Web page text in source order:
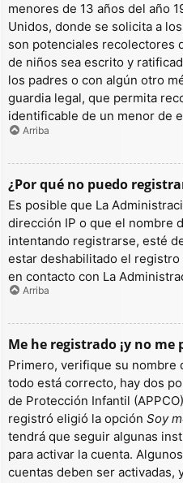
menores de 13 años del año
Unidos, donde se solicita a
son potenciales recolectores
de niños sea escrito y
los padres o con algún otro
guardia legal, que permita
identificable de un menor de
Arriba
¿Por qué no puedo
Es posible que La
dirección IP o que el nombre
intentando registrarse, esté
estar deshabilitado el
en contacto con La
Arriba
Me he registrado ¡y no
Primero, verifique su nombre
todo está correcto, hay dos
de Protección Infantil
registró eligió la opción Soy
tendrá que seguir algunas
para activar la cuenta.
cuentas deben ser activadas,